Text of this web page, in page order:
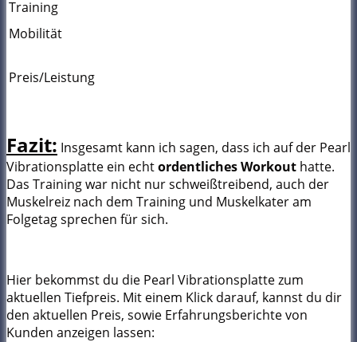
Training
Mobilität
Preis/Leistung
Fazit: Insgesamt kann ich sagen, dass ich auf der Pearl
Vibrationsplatte ein echtordentliches Workout hatte.
Das Training war nicht nur schweißtreibend, auch der
Muskelreiz nach dem Training und Muskelkater am
Folgetag sprechen für sich.
Hier bekommst du die Pearl Vibrationsplatte zum
aktuellen Tiefpreis. Mit einem Klick darauf, kannst du dir
den aktuellen Preis, sowie Erfahrungsberichte von
Kunden anzeigen lassen: